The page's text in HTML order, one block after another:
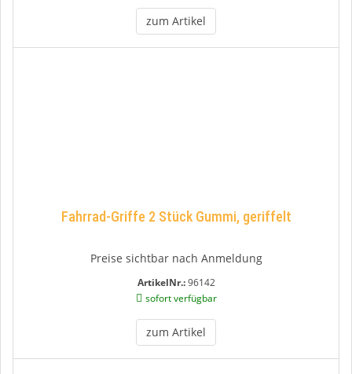
zum Artikel
Fahrrad-Griffe 2 Stück Gummi, geriffelt
Preise sichtbar nach Anmeldung
ArtikelNr.:96142
sofort verfügbar
zum Artikel